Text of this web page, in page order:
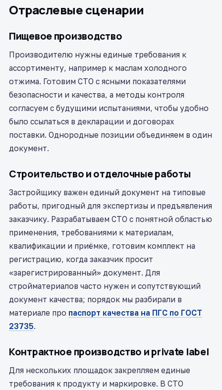
Отраслевые сценарии
Пищевое производство
Производителю нужны единые требования к
ассортименту, например к маслам холодного
отжима. Готовим СТО с ясными показателями
безопасности и качества, а методы контроля
согласуем с будущими испытаниями, чтобы удобно
было ссылаться в декларации и договорах
поставки. Однородные позиции объединяем в один
документ.
Строительство и отделочные работы
Застройщику важен единый документ на типовые
работы, пригодный для экспертизы и предъявления
заказчику. Разрабатываем СТО с понятной областью
применения, требованиями к материалам,
квалификации и приёмке, готовим комплект на
регистрацию, когда заказчик просит
«зарегистрированный» документ. Для
стройматериалов часто нужен и сопутствующий
документ качества; порядок мы разбирали в
материале про паспорт качества на ПГС по ГОСТ
23735.
Контрактное производство и private label
Для нескольких площадок закрепляем единые
требования к продукту и маркировке. В СТО